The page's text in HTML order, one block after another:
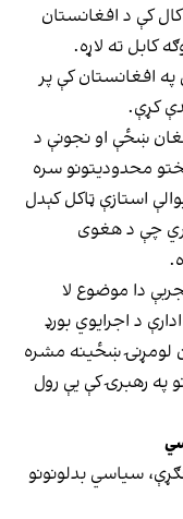
چارو پخوانۍ وزیره روزا اوتونبایوا په ۲۰۲۲ کال کې د افغانستان
کابل ته لاړه.
په افغانستان کې پر
کړې.
ښځې او نجونې د
محدودیتونو سره
استازې ټاکل کېدل
چې د هغوی
دا موضوع لا
د اجرایوي بورډ
ښځینه مشره
په رهبرۍ کې یې رول
سیاسي بدلونونو